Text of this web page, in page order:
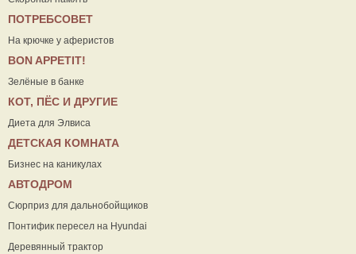
ПОТРЕБСОВЕТ
На крючке у аферистов
ВON APPETIT!
Зелёные в банке
КОТ, ПЁС И ДРУГИЕ
Диета для Элвиса
ДЕТСКАЯ КОМНАТА
Бизнес на каникулах
АВТОДРОМ
Сюрприз для дальнобойщиков
Понтифик пересел на Hyundai
Деревянный трактор